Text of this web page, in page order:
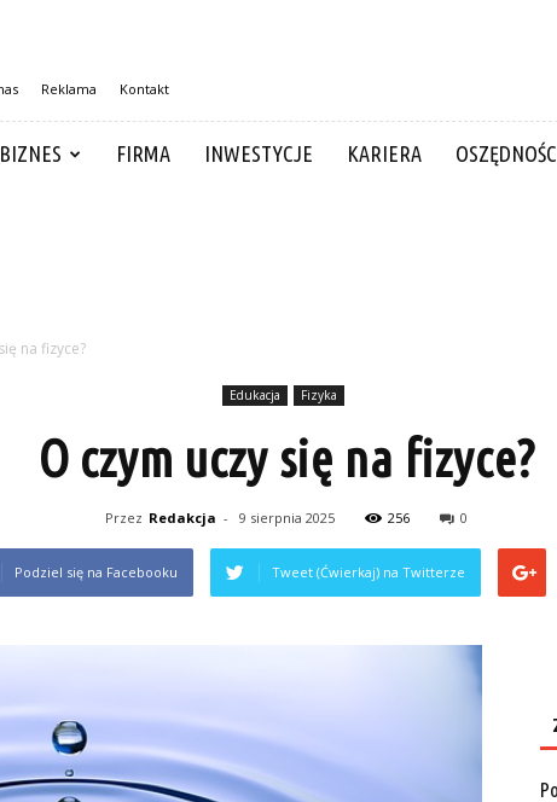
Reklama Kontakt
BIZNES FIRMA INWESTYCJE KARIERA
na fizyce?
Edukacja Fizyka
O czym uczy się na fizyce?
Przez Redakcja - 9 sierpnia 2025 256 0
Podziel się na Facebooku Tweet (Ćwierkaj) na Twitterze